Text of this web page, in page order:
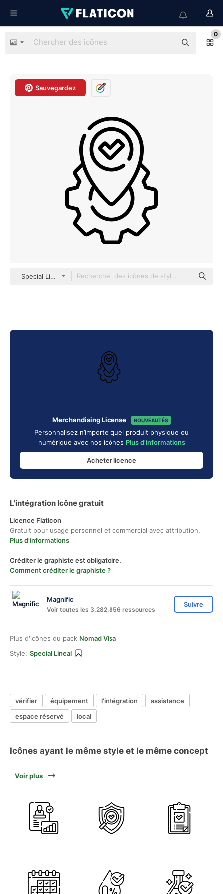
0
Sauvegardez
Special Lineal
Merchandising License NOUVEAUTÉS
Personnalisez n’importe quel produit physique ou
numérique avec nos icônes Plus d'informations
Acheter licence
L'intégration Icône gratuit
Licence Flaticon
Gratuit pour usage personnel et commercial avec attribution.
Plus d'informations
Créditer le graphiste est obligatoire.
Comment créditer le graphiste ?
Magnific
Voir toutes les 3,282,856 ressources
Suivre
Plus d'icônes du pack Nomad Visa
Style: Special Lineal
vérifier équipement l'intégration
assistance
espace réservé
local
Icônes ayant le même style et le même concept
Voir plus